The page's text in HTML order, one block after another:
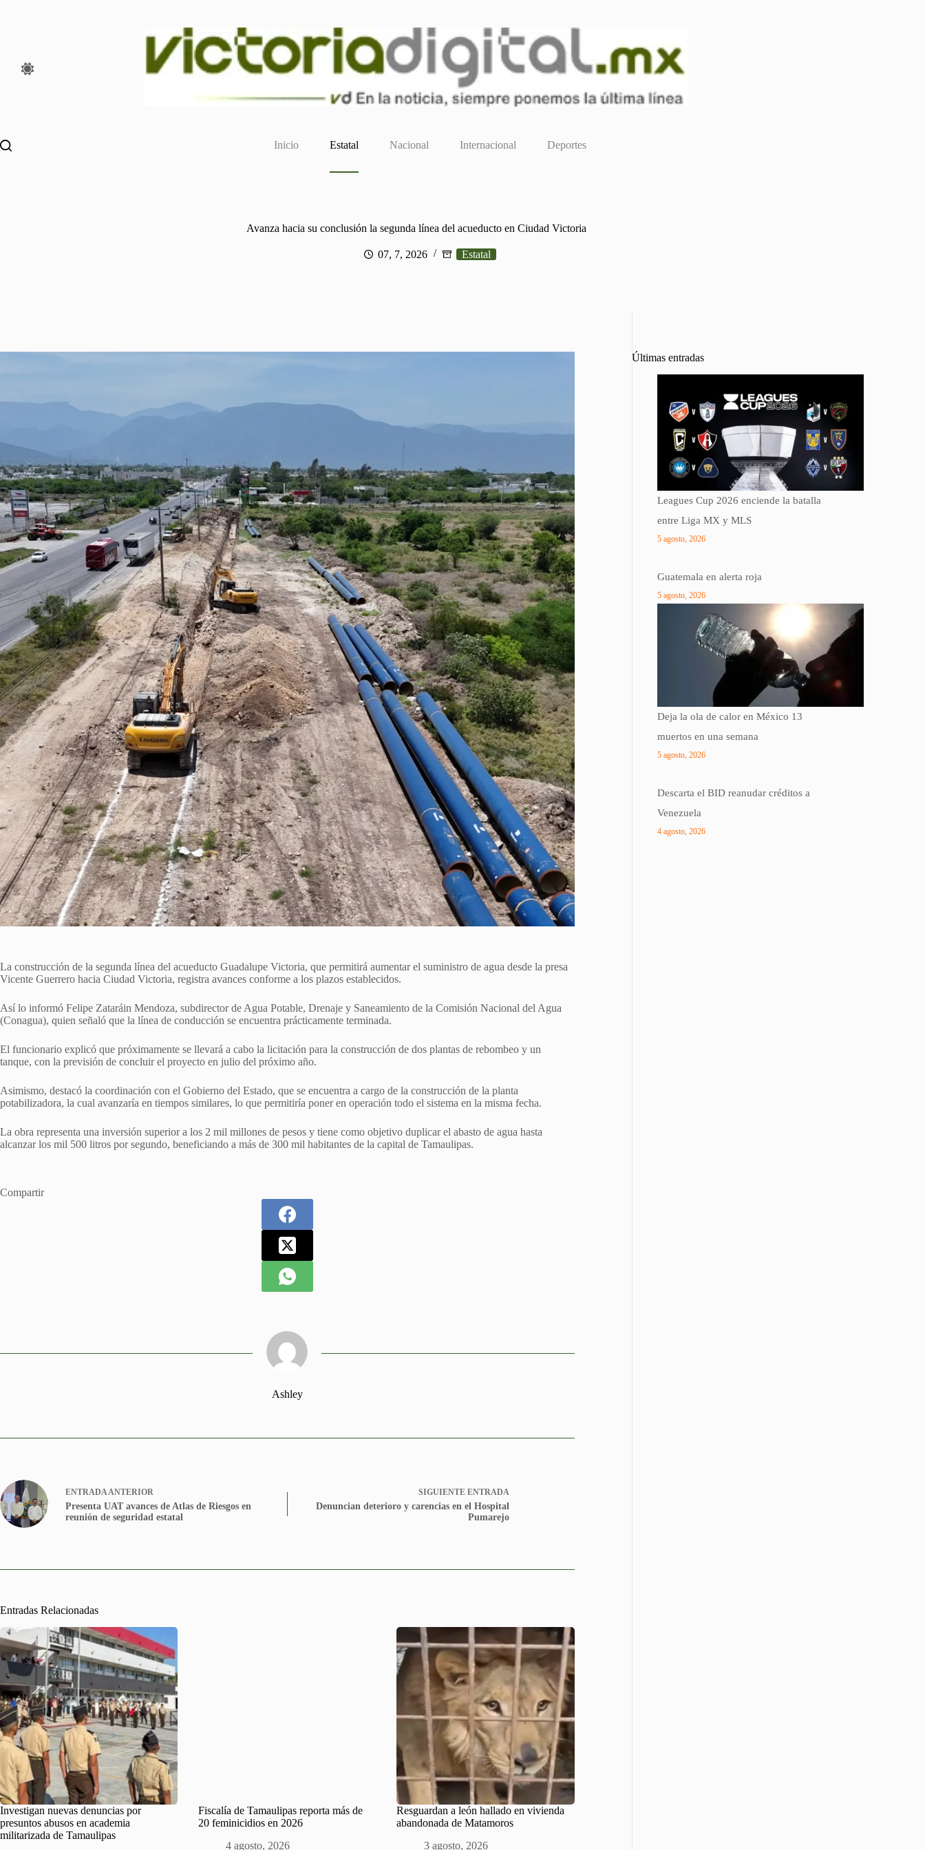
Inicio Estatal Nacional Internacional Deportes
Avanza hacia su conclusión la segunda línea del acueducto en Ciudad Victoria
07, 7, 2026 Estatal
La construcción de la segunda línea del acueducto Guadalupe Victoria, que permitirá aumentar el suministro de agua desde la presa
Vicente Guerrero hacia Ciudad Victoria, registra avances conforme a los plazos establecidos.
Así lo informó Felipe Zataráin Mendoza, subdirector de Agua Potable, Drenaje y Saneamiento de la Comisión Nacional del Agua
(Conagua), quien señaló que la línea de conducción se encuentra prácticamente terminada.
El funcionario explicó que próximamente se llevará a cabo la licitación para la construcción de dos plantas de rebombeo y un
tanque, con la previsión de concluir el proyecto en julio del próximo año.
Asimismo, destacó la coordinación con el Gobierno del Estado, que se encuentra a cargo de la construcción de la planta
potabilizadora, la cual avanzaría en tiempos similares, lo que permitiría poner en operación todo el sistema en la misma fecha.
La obra representa una inversión superior a los 2 mil millones de pesos y tiene como objetivo duplicar el abasto de agua hasta
alcanzar los mil 500 litros por segundo, beneficiando a más de 300 mil habitantes de la capital de Tamaulipas.
Compartir
Ashley
ENTRADAANTERIOR
Presenta UAT avances de Atlas de Riesgos en
reunión de seguridad estatal
SIGUIENTE ENTRADA
Denuncian deterioro y carencias en el Hospital
Pumarejo
Entradas Relacionadas
Investigan nuevas denuncias por
presuntos abusos en academia
militarizada de Tamaulipas
Fiscalía de Tamaulipas reporta más de
20 feminicidios en 2026
4 agosto, 2026
Resguardan a león hallado en vivienda
abandonada de Matamoros
3 agosto, 2026
Últimas entradas
Leagues Cup 2026 enciende la batalla
entre Liga MX y MLS
5 agosto, 2026
Guatemala en alerta roja
5 agosto, 2026
Deja la ola de calor en México 13
muertos en una semana
5 agosto, 2026
Descarta el BID reanudar créditos a
Venezuela
4 agosto, 2026